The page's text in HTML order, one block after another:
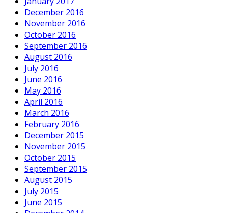
December 2016
November 2016
October 2016
September 2016
August 2016
July 2016
June 2016
May 2016
April 2016
March 2016
February 2016
December 2015
November 2015
October 2015
September 2015
August 2015
July 2015
June 2015